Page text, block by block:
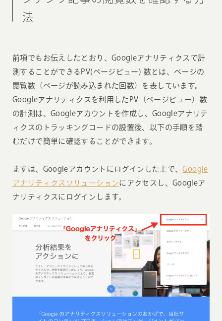
法
前項でもお伝えしたとおり、Googleアナリティクスで計
測することができるPV(ページビュー) 数とは、ページの
閲覧数（ページが読み込まれた回数）を表しています。
Googleアナリティクスを利用したPV（ページビュー）数
の計測は、Googleアカウントを作成し、Googleアナリテ
ィクスのトラッキングコードの設置後、以下の手順を踏
むだけで簡単に確認することができます。
まずは、Googleアカウントにログインした上で、Google
アナリティクスソリューションにアクセスし、Googleア
ナリティクスにログインします。